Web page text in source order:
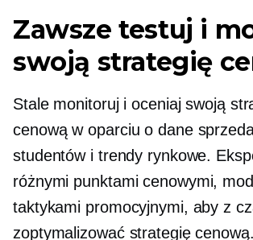
Zawsze testuj i
swoją strategię
Stale monitoruj i oceniaj swoją
cenową w oparciu o dane
studentów i trendy rynkowe.
różnymi punktami cenowymi,
taktykami promocyjnymi, aby z
zoptymalizować strategię cenową.